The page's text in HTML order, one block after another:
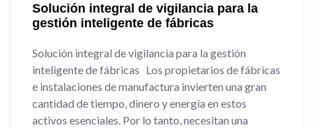
Solución integral de vigilancia para la
gestión inteligente de fábricas
Solución integral de vigilancia para la gestión
inteligente de fábricas Los propietarios de fábricas
e instalaciones de manufactura invierten una gran
cantidad de tiempo, dinero y energía en estos
activos esenciales. Por lo tanto, necesitan una